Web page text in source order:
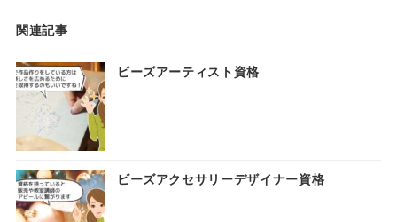
関連記事
ビーズアーティスト資格
ビーズアクセサリーデザイナー資格